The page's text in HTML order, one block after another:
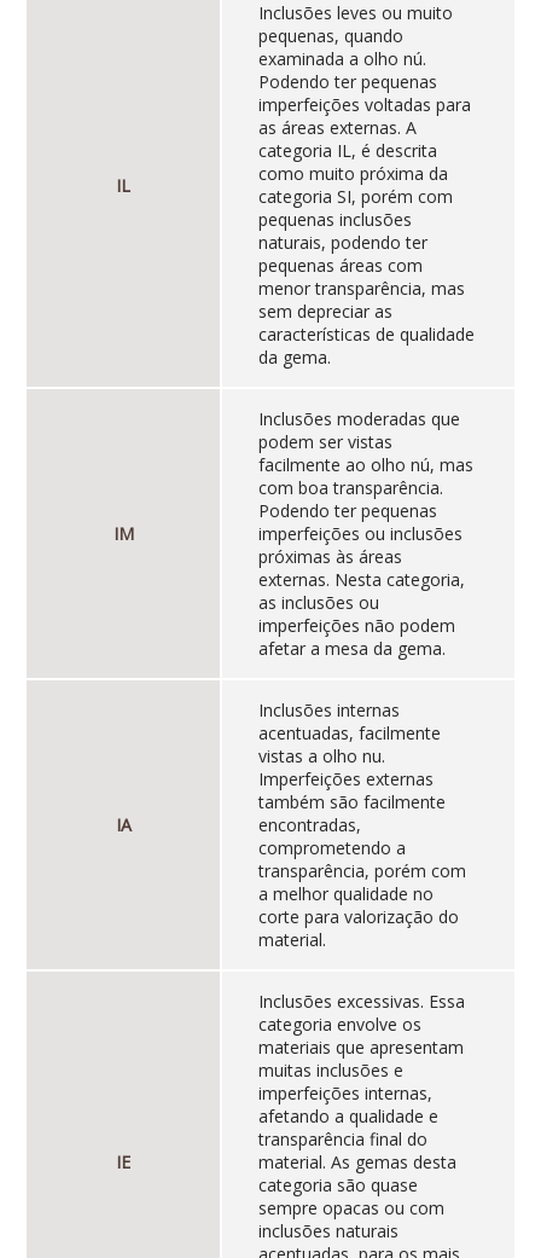
IL
Inclusões leves ou muito
pequenas, quando
examinada a olho nú.
Podendo ter pequenas
imperfeições voltadas para
as áreas externas. A
categoria IL, é descrita
como muito próxima da
categoria SI, porém com
pequenas inclusões
naturais, podendo ter
pequenas áreas com
menor transparência, mas
sem depreciar as
características de qualidade
da gema.
IM
Inclusões moderadas que
podem ser vistas
facilmente ao olho nú, mas
com boa transparência.
Podendo ter pequenas
imperfeições ou inclusões
próximas às áreas
externas. Nesta categoria,
as inclusões ou
imperfeições não podem
afetar a mesa da gema.
IA
Inclusões internas
acentuadas, facilmente
vistas a olho nu.
Imperfeições externas
também são facilmente
encontradas,
comprometendo a
transparência, porém com
a melhor qualidade no
corte para valorização do
material.
IE
Inclusões excessivas. Essa
categoria envolve os
materiais que apresentam
muitas inclusões e
imperfeições internas,
afetando a qualidade e
transparência final do
material. As gemas desta
categoria são quase
sempre opacas ou com
inclusões naturais